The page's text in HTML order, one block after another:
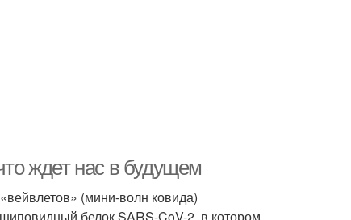
ждет нас в будущем
(мини-волн ковида)